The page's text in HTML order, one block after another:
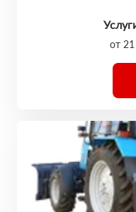
от